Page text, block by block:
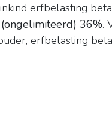
erfbelasting
36%.
erfbelasting